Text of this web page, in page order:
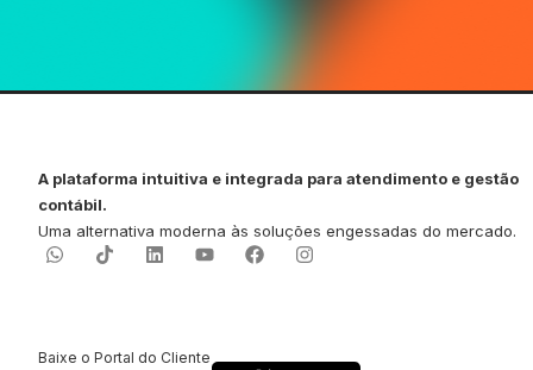
A plataforma intuitiva e integrada para atendimento e gestão
contábil.
Uma alternativa moderna às soluções engessadas do mercado.
Baixe o Portal do Cliente